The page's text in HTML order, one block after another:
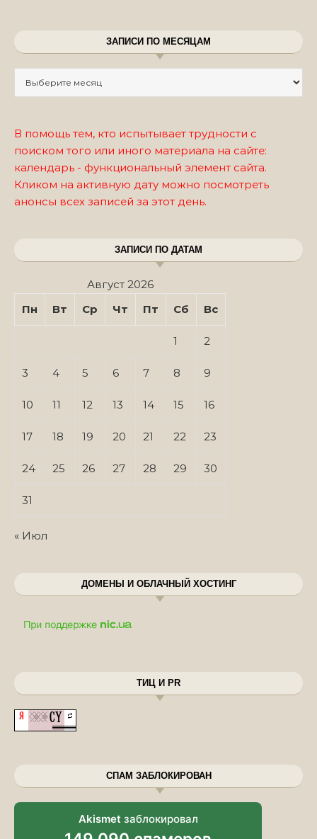
ЗАПИСИ ПО МЕСЯЦАМ
В помощь тем, кто испытывает трудности с
поиском того или иного материала на сайте:
календарь - функциональный элемент сайта.
Кликом на активную дату можно посмотреть
анонсы всех записей за этот день.
ЗАПИСИ ПО ДАТАМ
Август 2026
Пн
Вт Ср Чт Пт Сб Вс
1 2
3 4 5 6 7 8 9
10 11 12 13 14 15 16
17 18 19 20 21 22 23
24 25 26 27 28 29 30
31
« Июл
ДОМЕНЫ И ОБЛАЧНЫЙ ХОСТИНГ
ТИЦ И PR
СПАМ ЗАБЛОКИРОВАН
Akismet заблокировал